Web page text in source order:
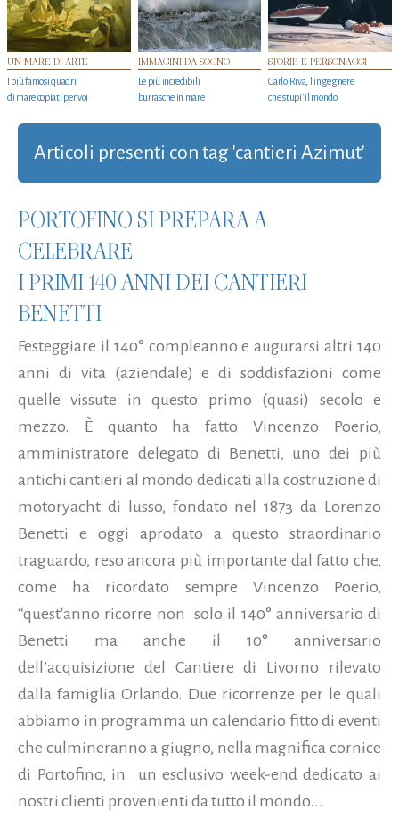
UN MARE DI ARTE
I più famosi quadri
di mare copiati per voi
IMMAGINI DA SOGNO
Le più incredibili
burrasche in mare
STORIE E PERSONAGGI
Carlo Riva, l’ingegnere
che stupi' il mondo
Articoli presenti con tag 'cantieri Azimut'
PORTOFINO SI PREPARA A
CELEBRARE
I PRIMI 140 ANNI DEI CANTIERI
BENETTI
Festeggiare il 140° compleanno e augurarsi altri 140
anni di vita (aziendale) e di soddisfazioni come
quelle vissute in questo primo (quasi) secolo e
mezzo. È quanto ha fatto Vincenzo Poerio,
amministratore delegato di Benetti, uno dei più
antichi cantieri al mondo dedicati alla costruzione di
motoryacht di lusso, fondato nel 1873 da Lorenzo
Benetti e oggi aprodato a questo straordinario
traguardo, reso ancora più importante dal fatto che,
come ha ricordato sempre Vincenzo Poerio,
“quest'anno ricorre non solo il 140° anniversario di
Benetti ma anche il 10° anniversario
dell’acquisizione del Cantiere di Livorno rilevato
dalla famiglia Orlando. Due ricorrenze per le quali
abbiamo in programma un calendario fitto di eventi
che culmineranno a giugno, nella magnifica cornice
di Portofino, in un esclusivo week-end dedicato ai
nostri clienti provenienti da tutto il mondo...